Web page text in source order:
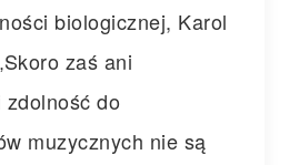
biologicznej, Karol
zaś ani
zdolność do
muzycznych nie są